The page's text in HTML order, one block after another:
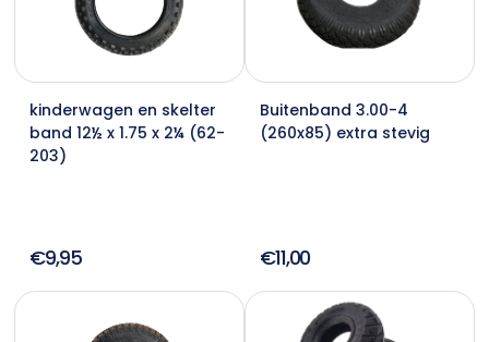
kinderwagen en skelter
band 12½ x 1.75 x 2¼ (62-
203)
€9,95
Buitenband 3.00-4
(260x85) extra stevig
€11,00